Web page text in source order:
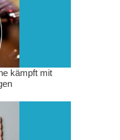
kämpft mit